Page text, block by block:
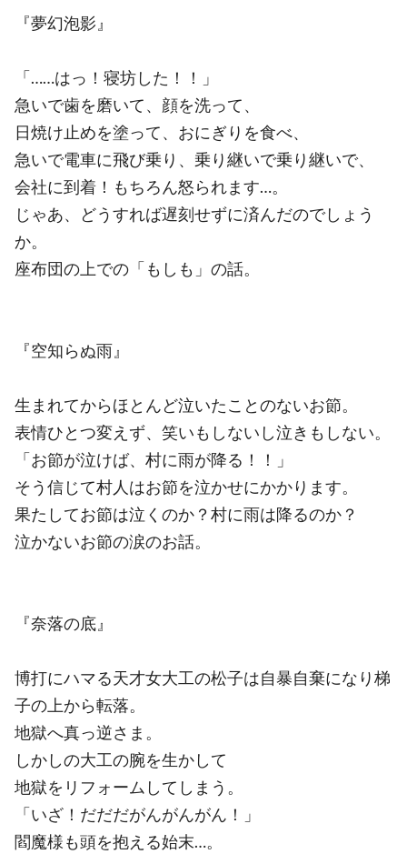
『夢幻泡影』
「……はっ！寝坊した！！」
急いで歯を磨いて、顔を洗って、
日焼け止めを塗って、おにぎりを食べ、
急いで電車に飛び乗り、乗り継いで乗り継いで、
会社に到着！もちろん怒られます…。
じゃあ、どうすれば遅刻せずに済んだのでしょう
か。
座布団の上での「もしも」の話。
『空知らぬ雨』
生まれてからほとんど泣いたことのないお節。
表情ひとつ変えず、笑いもしないし泣きもしない。
「お節が泣けば、村に雨が降る！！」
そう信じて村人はお節を泣かせにかかります。
果たしてお節は泣くのか？村に雨は降るのか？
泣かないお節の涙のお話。
『奈落の底』
博打にハマる天才女大工の松子は自暴自棄になり梯
子の上から転落。
地獄へ真っ逆さま。
しかしの大工の腕を生かして
地獄をリフォームしてしまう。
「いざ！だだだがんがんがん！」
閻魔様も頭を抱える始末…。